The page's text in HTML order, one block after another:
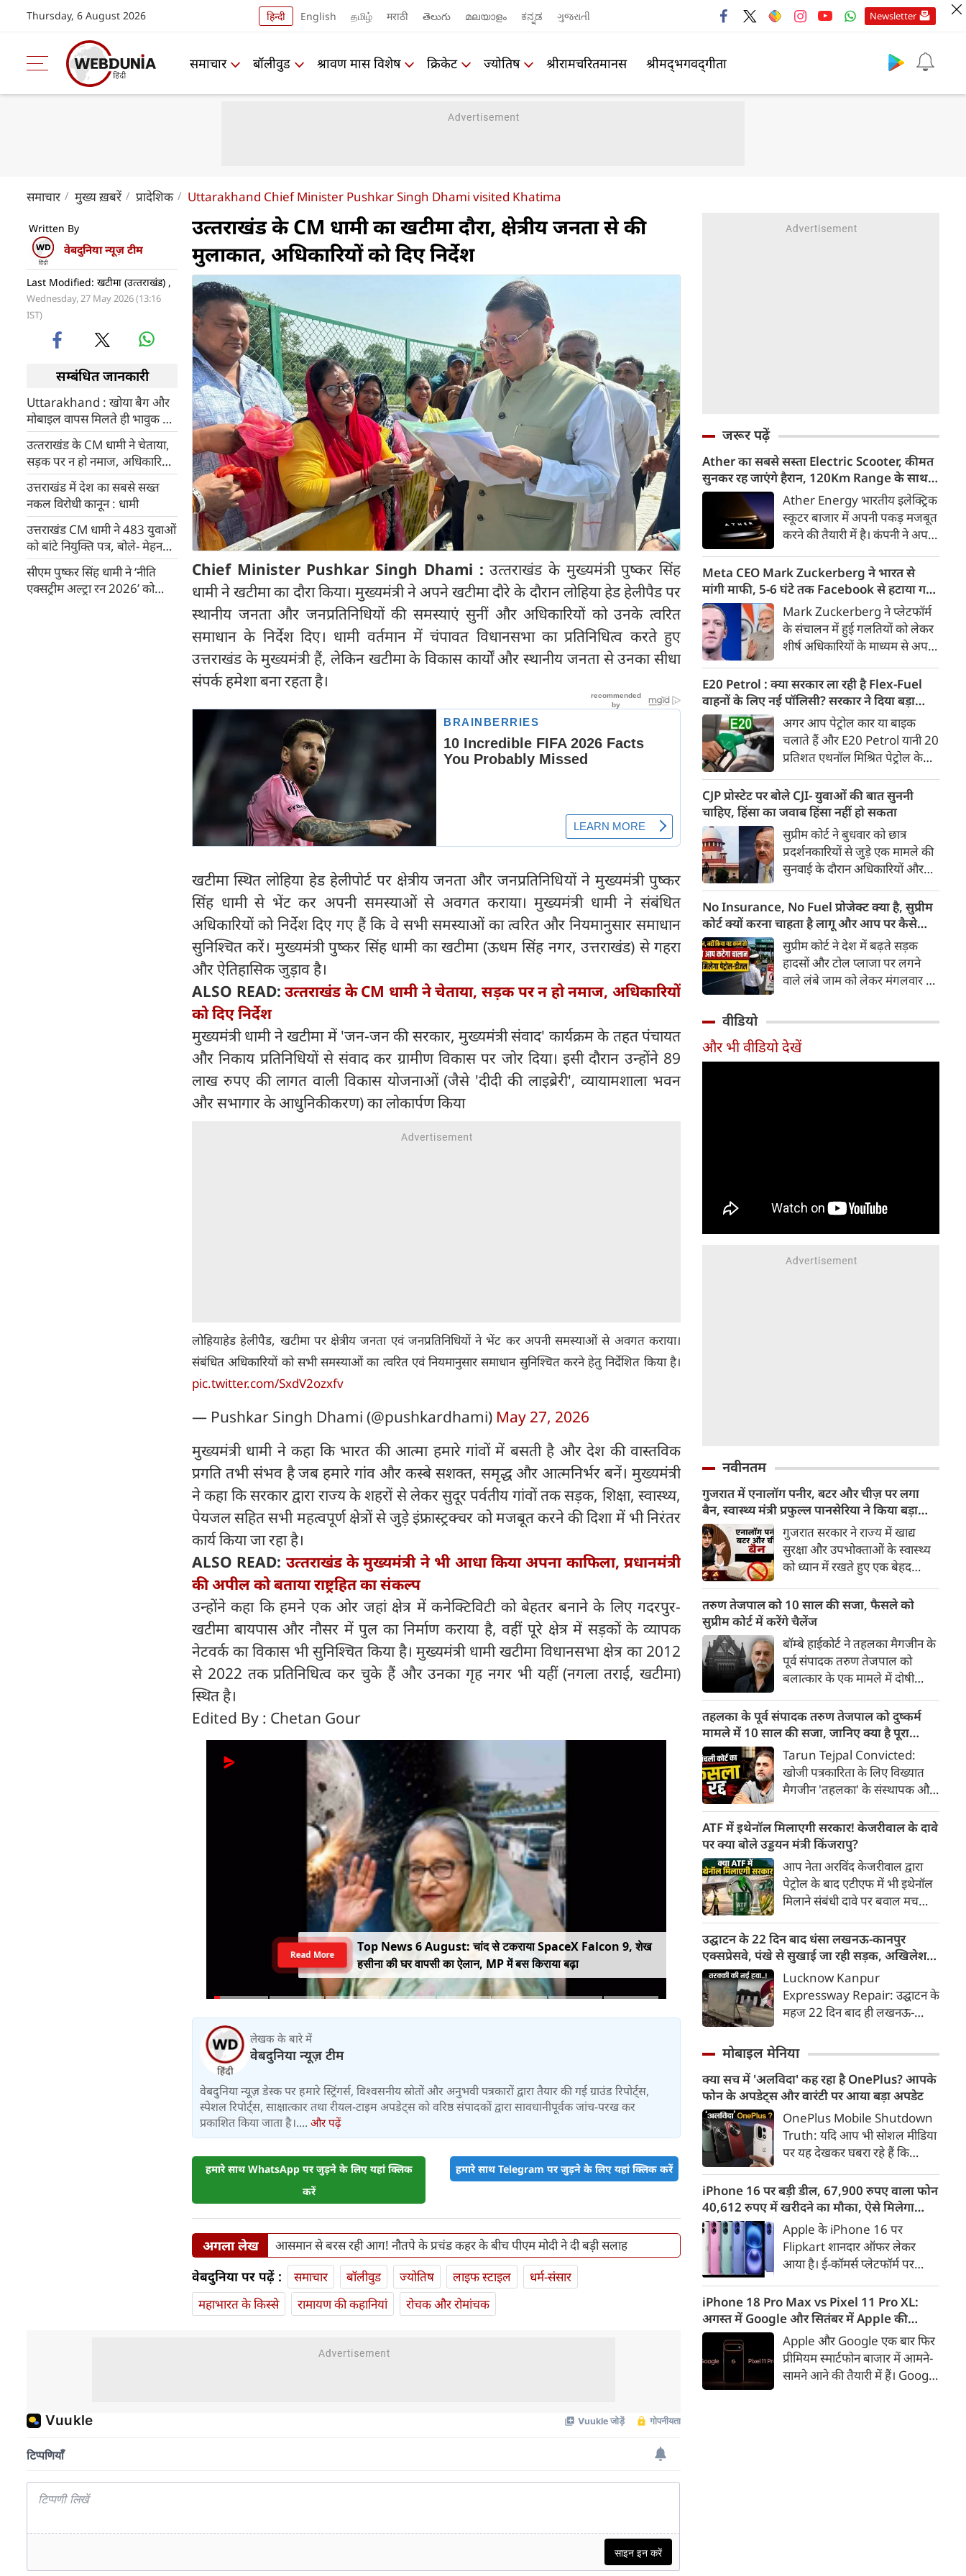
Thursday, 6 August 2026 हिन्दी English தமிழ் मराठी తెలుగు മലയാളം ಕನ್ನಡ ગુજરાતી Newsletter
समाचार बॉलीवुड श्रावण मास विशेष क्रिकेट ज्योतिष श्रीरामचरितमानस श्रीमद्‍भगवद्‍गीता
समाचार मुख्य ख़बरें प्रादेशिक Uttarakhand Chief Minister Pushkar Singh Dhami visited Khatima
Written By
वेबदुनिया न्यूज़ टीम
Last Modified: खटीमा (उत्‍तराखंड) ,
Wednesday, 27 May 2026 (13:16
IST)
सम्बंधित जानकारी
Uttarakhand : खोया बैग और
मोबाइल वापस मिलते ही भावुक हुई
विदेशी महिला, पुलिसवालों को
लगाया गले
उत्‍तराखंड के CM धामी ने चेताया,
सड़क पर न हो नमाज, अधिकारियों
को दिए निर्देश
उत्तराखंड में देश का सबसे सख्त
नकल विरोधी कानून : धामी
उत्तराखंड CM धामी ने 483 युवाओं
को बांटे नियुक्ति पत्र, बोले- मेहनत
से मिल रही नौकरी
सीएम पुष्कर सिंह धामी ने ‘नीति
एक्सट्रीम अल्ट्रा रन 2026’ को
उत्‍तराखंड के CM धामी का खटीमा दौरा, क्षेत्रीय जनता से की
मुलाकात, अधिकारियों को दिए निर्देश
Chief Minister Pushkar Singh Dhami :उत्‍तराखंड के मुख्यमंत्री पुष्कर सिंह
धामी ने खटीमा का दौरा किया। मुख्यमंत्री ने अपने खटीमा दौरे के दौरान लोहिया हेड हेलीपैड पर
स्थानीय जनता और जनप्रतिनिधियों की समस्याएं सुनीं और अधिकारियों को उनके त्वरित
समाधान के निर्देश दिए। धामी वर्तमान में चंपावत विधानसभा का प्रतिनिधित्व करते हुए
उत्तराखंड के मुख्यमंत्री हैं, लेकिन खटीमा के विकास कार्यों और स्थानीय जनता से उनका सीधा
संपर्क हमेशा बना रहता है।
खटीमा स्थित लोहिया हेड हेलीपोर्ट पर क्षेत्रीय जनता और जनप्रतिनिधियों ने मुख्यमंत्री पुष्कर
सिंह धामी से भेंट कर अपनी समस्याओं से अवगत कराया। मुख्यमंत्री धामी ने संबंधित
अधिकारियों को निर्देश दिए गए हैं कि वे सभी समस्याओं का त्वरित और नियमानुसार समाधान
सुनिश्चित करें। मुख्यमंत्री पुष्कर सिंह धामी का खटीमा (ऊधम सिंह नगर, उत्तराखंड) से गहरा
और ऐतिहासिक जुड़ाव है।
ALSO READ:उत्‍तराखंड के CM धामी ने चेताया, सड़क पर न हो नमाज, अधिकारियों
को दिए निर्देश
मुख्यमंत्री धामी ने खटीमा में 'जन-जन की सरकार, मुख्यमंत्री संवाद' कार्यक्रम के तहत पंचायत
और निकाय प्रतिनिधियों से संवाद कर ग्रामीण विकास पर जोर दिया। इसी दौरान उन्होंने 89
लाख रुपए की लागत वाली विकास योजनाओं (जैसे 'दीदी की लाइब्रेरी', व्यायामशाला भवन
और सभागार के आधुनिकीकरण) का लोकार्पण किया
लोहियाहेड हेलीपैड, खटीमा पर क्षेत्रीय जनता एवं जनप्रतिनिधियों ने भेंट कर अपनी समस्याओं से अवगत कराया।
संबंधित अधिकारियों को सभी समस्याओं का त्वरित एवं नियमानुसार समाधान सुनिश्चित करने हेतु निर्देशित किया है।
pic.twitter.com/SxdV2ozxfv
— Pushkar Singh Dhami (@pushkardhami) May 27, 2026
मुख्यमंत्री धामी ने कहा कि भारत की आत्मा हमारे गांवों में बसती है और देश की वास्तविक
प्रगति तभी संभव है जब हमारे गांव और कस्बे सशक्त, समृद्ध और आत्मनिर्भर बनें। मुख्यमंत्री
ने कहा कि सरकार द्वारा राज्य के शहरों से लेकर सुदूर पर्वतीय गांवों तक सड़क, शिक्षा, स्वास्थ्य,
पेयजल सहित सभी महत्वपूर्ण क्षेत्रों से जुड़े इंफ्रास्ट्रक्चर को मजबूत करने की दिशा में भी निरंतर
कार्य किया जा रहा है।
ALSO READ: उत्‍तराखंड के मुख्यमंत्री ने भी आधा किया अपना काफिला, प्रधानमंत्री
की अपील को बताया राष्ट्रहित का संकल्प
उन्होंने कहा कि हमने एक ओर जहां क्षेत्र में कनेक्टिविटी को बेहतर बनाने के लिए गदरपुर-
खटीमा बायपास और नौसर में पुल का निर्माण कराया है, वहीं पूरे क्षेत्र में सड़कों के व्यापक
नेटवर्क का विकास भी सुनिश्चित किया है। मुख्यमंत्री धामी खटीमा विधानसभा क्षेत्र का 2012
से 2022 तक प्रतिनिधित्व कर चुके हैं और उनका गृह नगर भी यहीं (नगला तराई, खटीमा)
स्थित है।
Edited By : Chetan Gour
Top News 6 August: चांद से टकराया SpaceX Falcon 9, शेख
हसीना की घर वापसी का ऐलान, MP में बस किराया बढ़ा
Read More
लेखक के बारे में
वेबदुनिया न्यूज़ टीम
वेबदुनिया न्यूज़ डेस्क पर हमारे स्ट्रिंगर्स, विश्वसनीय स्रोतों और अनुभवी पत्रकारों द्वारा तैयार की गई ग्राउंड रिपोर्ट्स,
स्पेशल रिपोर्ट्स, साक्षात्कार तथा रीयल-टाइम अपडेट्स को वरिष्ठ संपादकों द्वारा सावधानीपूर्वक जांच-परख कर
प्रकाशित किया जाता है।.... और पढ़ें
हमारे साथ WhatsApp पर जुड़ने के लिए यहां क्लिक
करें
हमारे साथ Telegram पर जुड़ने के लिए यहां क्लिक करें
अगला लेख आसमान से बरस रही आग! नौतपे के प्रचंड कहर के बीच पीएम मोदी ने दी बड़ी सलाह
वेबदुनिया पर पढ़ें : समाचार बॉलीवुड ज्योतिष लाइफ स्‍टाइल
धर्म-संसार
महाभारत के किस्से
रामायण की कहानियां रोचक और रोमांचक
जरूर पढ़ें
Ather का सबसे सस्ता Electric Scooter, कीमत
सुनकर रह जाएंगे हैरान, 120Km Range के साथ
आएगा Konarc Ather Energy भारतीय इलेक्ट्रिक
स्कूटर बाजार में अपनी पकड़ मजबूत
करने की तैयारी में है। कंपनी ने अपने
इलेक्ट्रिक स्कूटर का पहला वीडियो
टीजर जारी कर दिया है। इस नए
इलेक्ट्रिक स्कूटर का नाम Ather
Konarc बताया गया है। कंपनी इसे
29 अगस्त 2026 को होने वाले
Ather Annual Community
Day के दौरान भारतीय बाजार में पेश
करेगी।
Meta CEO Mark Zuckerberg ने भारत से
मांगी माफी, 5-6 घंटे तक Facebook से हटाया गया
था PM Modi का वीडियोMark Zuckerberg ने प्लेटफॉर्म
के संचालन में हुई गलतियों को लेकर
शीर्ष अधिकारियों के माध्यम से अपनी
बैठक के दौरान Meta ने यह भी
स्वीकार किया कि कुछ खास तरह के
कंटेंट को ज्यादा लोगों तक पहुंचाने के
लिए बड़ी रकम का भुगतान किया
गया था। सूत्र के मुताबिक, Meta ने
गलती स्वीकार करते हुए माफी मांगी
और इस पर अफसोस जताया।
E20 Petrol : क्या सरकार ला रही है Flex-Fuel
वाहनों के लिए नई पॉलिसी? सरकार ने दिया बड़ा
अपडेट
अगर आप पेट्रोल कार या बाइक
चलाते हैं और E20 Petrol यानी 20
प्रतिशत एथनॉल मिश्रित पेट्रोल के
आपके लिए बड़ी खबर है। भारी
उद्योग मंत्रालय ने स्पष्ट किया है कि
20 प्रतिशत से अधिक एथनॉल
मिश्रित ईंधन पर चलने वाले Flex-
Fuel वाहनों को बढ़ावा देने के लिए
सरकार ने अलग से कोई राष्ट्रीय नीति
नहीं बनाई है। मंत्रालय ने यह भी स्पष्ट
किया कि Flex-Fuel और Electric
Vehicles को प्रोत्साहित करने को
लेकर उसने फिलहाल कोई अलग
अध्ययन नहीं कराया है।
CJP प्रोस्टेट पर बोले CJI- युवाओं की बात सुननी
चाहिए, हिंसा का जवाब हिंसा नहीं हो सकता
सुप्रीम कोर्ट ने बुधवार को छात्र
प्रदर्शनकारियों से जुड़े एक मामले की
सुनवाई के दौरान अधिकारियों और
दी। कोर्ट ने कहा कि युवा छात्रों के
विरोध प्रदर्शन के दौरान हिंसा रोकने के
लिए अगर हिंसक तरीके अपनाए गए,
तो इससे स्थिति और बिगड़ सकती है।
No Insurance, No Fuel प्रोजेक्ट क्या है, सुप्रीम
कोर्ट क्यों करना चाहता है लागू और आप पर कैसे
पड़ेगा असर
सुप्रीम कोर्ट ने देश में बढ़ते सड़क
हादसों और टोल प्लाजा पर लगने
वाले लंबे जाम को लेकर मंगलवार को
निर्देश दिया है। इसके तहत पारंपरिक
टोल प्लाजा की जगह Automatic
वीडियो
और भी वीडियो देखें
नवीनतम
गुजरात में एनालॉग पनीर, बटर और चीज़ पर लगा
बैन, स्वास्थ्य मंत्री प्रफुल्ल पानसेरिया ने किया बड़ा
ऐलान
गुजरात सरकार ने राज्य में खाद्य
सुरक्षा और उपभोक्ताओं के स्वास्थ्य
को ध्यान में रखते हुए एक बेहद
स्वास्थ्य मंत्री प्रफुल्ल पानसेरिया ने
बुधवार को घोषणा की कि पूरे गुजरात
में अब अमानक (non-standard)
एनालॉग पनीर, मक्खन और चीज़ के
उत्पादन, भंडारण, परिवहन, वितरण
और बिक्री पर पूरी तरह से प्रतिबंध
लगा दिया गया है।
तरुण तेजपाल को 10 साल की सजा, फैसले को
सुप्रीम कोर्ट में करेंगे चैलेंज
बॉम्बे हाईकोर्ट ने तहलका मैगजीन के
पूर्व संपादक तरुण तेजपाल को
बलात्कार के एक मामले में दोषी
की धारा 376(2)(f), 376(2)(k),
354A और 354B के तहत दोषी
ठहराया। अदालत ने उन्हें 10 साल
कैद की सजा सुनाई। वो इस फैसले को
सुप्रीम कोर्ट में चुनौती देंगे।
तहलका के पूर्व संपादक तरुण तेजपाल को दुष्कर्म
मामले में 10 साल की सजा, जानिए क्या है पूरा
मामला
Tarun Tejpal Convicted:
खोजी पत्रकारिता के लिए विख्यात
मैगजीन 'तहलका' के संस्थापक और
को बॉम्बे हाईकोर्ट ने वर्ष 2013 के
चर्चित यौन उत्पीड़न मामले में दोषी
करार देते हुए 10 साल की सजा
सुनाई है। हाईकोर्ट की गोवा पीठ ने मई
2021 में निचली अदालत द्वारा
तेजपाल को बरी किए जाने के फैसले
को पूरी तरह रद्द कर दिया।
ATF में इथेनॉल मिलाएगी सरकार! केजरीवाल के दावे
पर क्या बोले उड्डयन मंत्री किंजरापु?
आप नेता अरविंद केजरीवाल द्वारा
पेट्रोल के बाद एटीएफ में भी इथेनॉल
मिलाने संबंधी दावे पर बवाल मच
नायडू किंजरापु ने इसका खंडन करते
हुए कहा कि सरकार की एटीएफ में
इथेनॉल मिलाने की कोई योजना नहीं
है।
उद्घाटन के 22 दिन बाद धंसा लखनऊ-कानपुर
एक्सप्रेसवे, पंखे से सुखाई जा रही सड़क, अखिलेश
का तंज
Lucknow Kanpur
Expressway Repair: उद्घाटन के
महज 22 दिन बाद ही लखनऊ-
लगा है। कुल 8 जगहों पर धंस चुकी
इंजीनियरों ने अब 'हास्यास्पद थेरेपी'
शुरू की है। सड़क को सुखाने के लिए
बड़े-बड़े पंखे लगा दिए गए हैं। इस
अनूठे 'तकनीकी चमत्कार' को लेकर
सपा प्रमुख अखिलेश यादव ने तीखा
मोबाइल मेनिया
क्या सच में 'अलविदा' कह रहा है OnePlus? आपके
फोन के अपडेट्स और वारंटी पर आया बड़ा अपडेट
OnePlus Mobile Shutdown
Truth: यदि आप भी सोशल मीडिया
पर यह देखकर घबरा रहे हैं कि
तो थोड़ा ठहरिए! टेक वर्ल्ड में किसी
समय 'फ्लैगशिप किलर' के नाम से
मशहूर इस ब्रांड को लेकर इंटरनेट पर
लगातार कयासबाजी का दौर जारी है।
iPhone 16 पर बड़ी डील, 67,900 रुपए वाला फोन
40,612 रुपए में खरीदने का मौका, ऐसे मिलेगा
डिस्काउंट
Apple के iPhone 16 पर
Flipkart शानदार ऑफर लेकर
आया है। ई-कॉमर्स प्लेटफॉर्म पर
कीमत सीधे डिस्काउंट के बाद
67,900 रुपए हो गई है। वहीं, अगर
ग्राहक एक्सचेंज ऑफर और चुनिंदा
बैंक कार्ड के डिस्काउंट का फायदा
उठाते हैं, तो इस फोन को प्रभावी तौर
पर सिर्फ 40,612 रुप में खरीदा जा
iPhone 18 Pro Max vs Pixel 11 Pro XL:
अगस्त में Google और सितंबर में Apple की
टक्कर, जानें कौन होगा सबसे दमदार?
Apple और Google एक बार फिर
प्रीमियम स्मार्टफोन बाजार में आमने-
सामने आने की तैयारी में हैं। Google